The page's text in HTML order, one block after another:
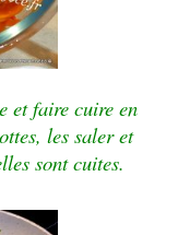
et faire cuire en
les saler et
sont cuites.